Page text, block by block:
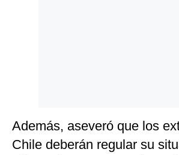
Además, aseveró que los
Chile deberán regular su